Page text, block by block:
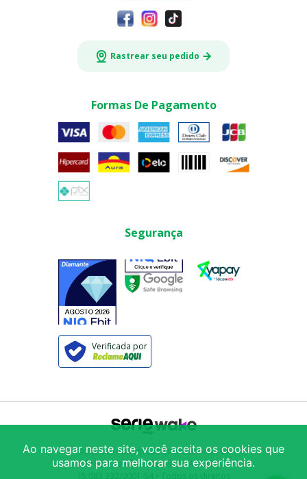
Rastrear seu pedido
Formas De Pagamento
Segurança
Verificada por
© 2025Armazém São Vito Comércio de
Produtos Alimentícios LTDA/ CNPJ:
Ao navegar neste site, você aceita os cookies que
usamos para melhorar sua experiência.